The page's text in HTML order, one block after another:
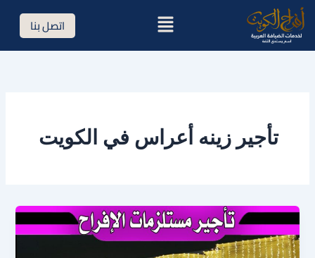
تخطي
إلى
المحتوى
القائمة اتصل بنا
تأجير زينه أعراس في الكويت